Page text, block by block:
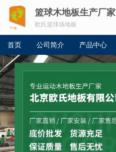
篮球木地板生产厂家
欧氏篮球场地板
首页 公司简介 产品中心